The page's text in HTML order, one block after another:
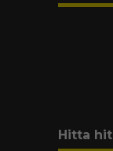
Hitta hit